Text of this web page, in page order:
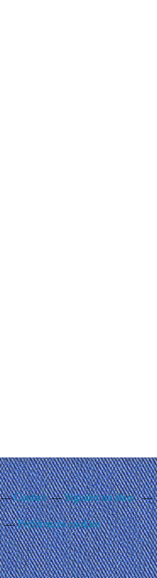
Contact Signaler un abus
Préférences cookies